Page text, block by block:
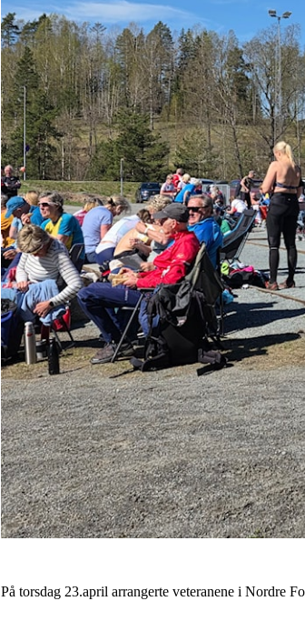
På torsdag 23.april arrangerte veteranene i Nordre